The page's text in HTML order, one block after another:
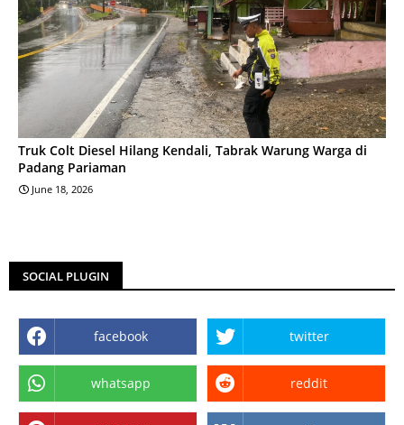
Truk Colt Diesel Hilang Kendali, Tabrak Warung Warga di
Padang Pariaman
June 18, 2026
SOCIAL PLUGIN
facebook twitter
whatsapp reddit